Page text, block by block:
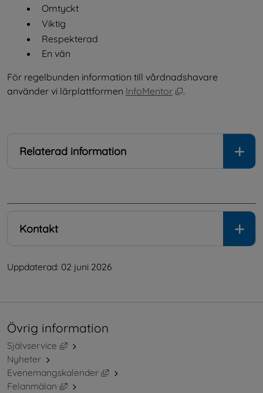
Omtyckt
Viktig
Respekterad
En vän
För regelbunden information till vårdnadshavare
använder vi lärplattformen InfoMentor Öppnas i nytt
.
Relaterad information
Kontakt
Uppdaterad: 02 juni 2026
Övrig information
Självservice
Länk till annan webbplats, öppnas i nytt fönster.
Nyheter
Evenemangskalender
Länk till annan webbplats, öppnas i
Felanmälan
Länk till annan webbplats, öppnas i nytt fönster.